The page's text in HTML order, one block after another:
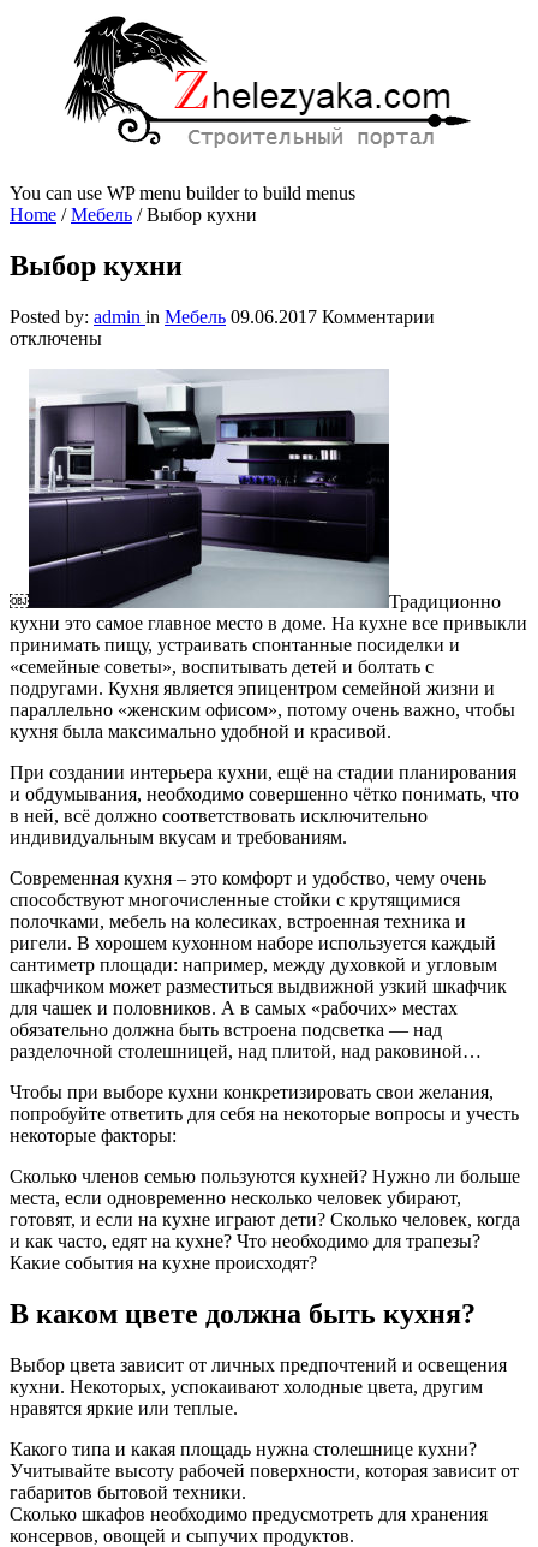
You can use WP menu builder to build menus
Home /Мебель /Выбор кухни
Выбор кухни
Posted by: admin in Мебель 09.06.2017 Комментарии
отключены
￼
Традиционно
кухни это самое главное место в доме. На кухне все привыкли
принимать пищу, устраивать спонтанные посиделки и
«семейные советы», воспитывать детей и болтать с
подругами. Кухня является эпицентром семейной жизни и
параллельно «женским офисом», потому очень важно, чтобы
кухня была максимально удобной и красивой.
При создании интерьера кухни, ещё на стадии планирования
и обдумывания, необходимо совершенно чётко понимать, что
в ней, всё должно соответствовать исключительно
индивидуальным вкусам и требованиям.
Современная кухня – это комфорт и удобство, чему очень
способствуют многочисленные стойки с крутящимися
полочками, мебель на колесиках, встроенная техника и
ригели. В хорошем кухонном наборе используется каждый
сантиметр площади: например, между духовкой и угловым
шкафчиком может разместиться выдвижной узкий шкафчик
для чашек и половников. А в самых «рабочих» местах
обязательно должна быть встроена подсветка — над
разделочной столешницей, над плитой, над раковиной…
Чтобы при выборе кухни конкретизировать свои желания,
попробуйте ответить для себя на некоторые вопросы и учесть
некоторые факторы:
Сколько членов семью пользуются кухней? Нужно ли больше
места, если одновременно несколько человек убирают,
готовят, и если на кухне играют дети? Сколько человек, когда
и как часто, едят на кухне? Что необходимо для трапезы?
Какие события на кухне происходят?
В каком цвете должна быть кухня?
Выбор цвета зависит от личных предпочтений и освещения
кухни. Некоторых, успокаивают холодные цвета, другим
нравятся яркие или теплые.
Какого типа и какая площадь нужна столешнице кухни?
Учитывайте высоту рабочей поверхности, которая зависит от
габаритов бытовой техники.
Сколько шкафов необходимо предусмотреть для хранения
консервов, овощей и сыпучих продуктов.